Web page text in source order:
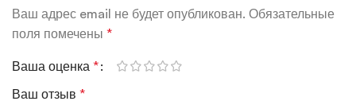
Ваш адрес email не будет опубликован. Обязательные
поля помечены*
Ваша оценка*
Ваш отзыв*